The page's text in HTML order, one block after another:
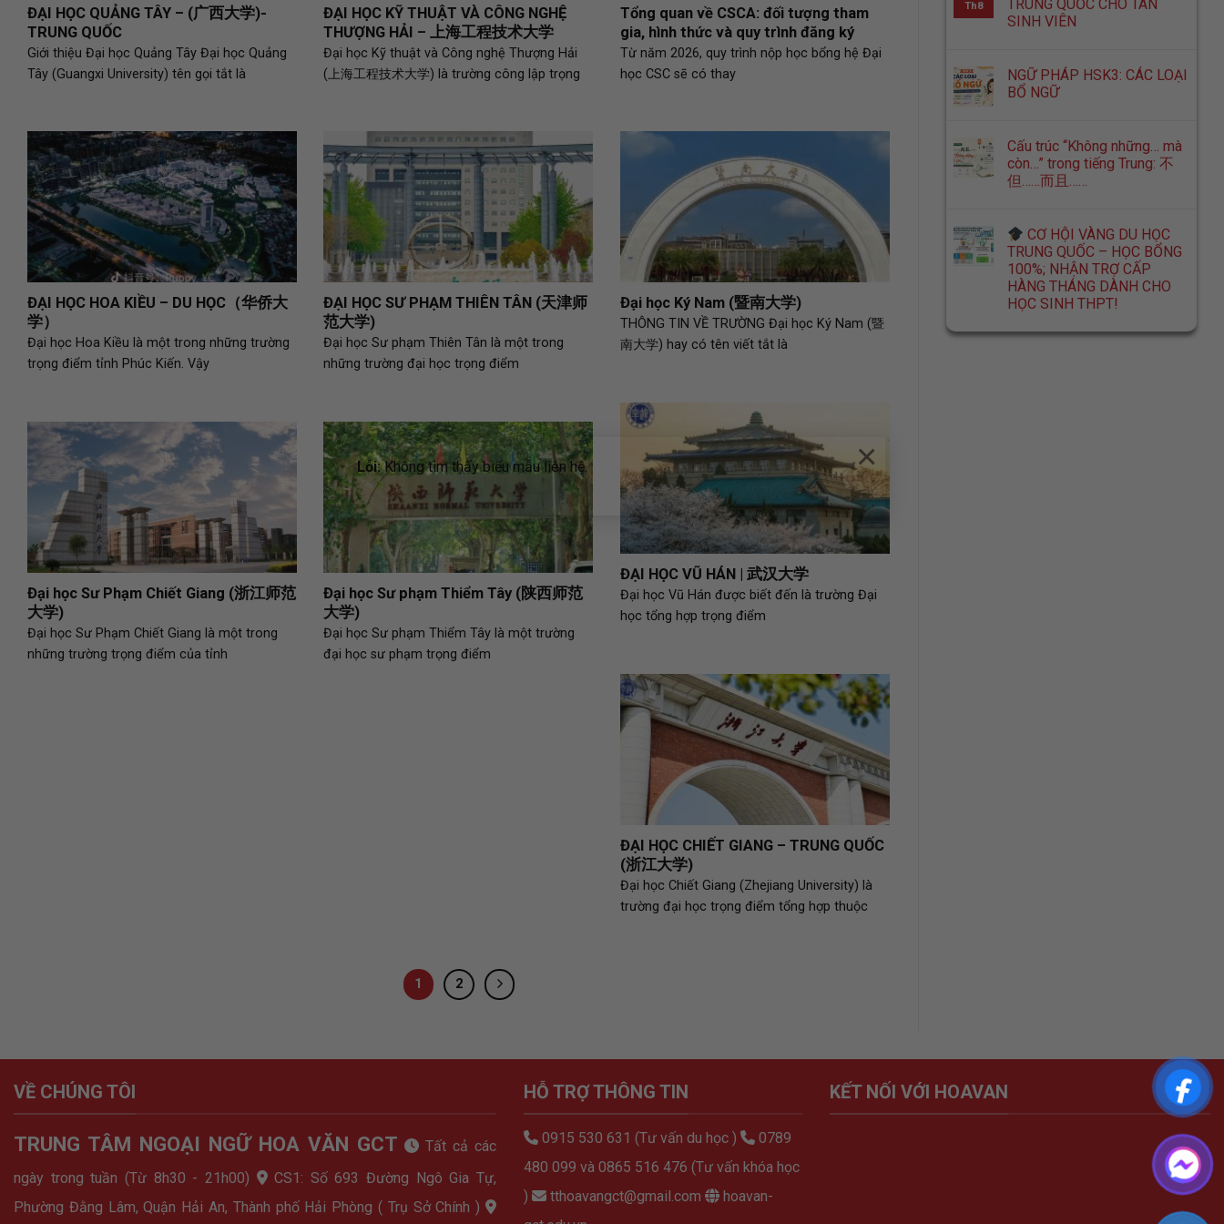
Lỗi:Không tìm thấy biểu mẫu liên hệ. ×
ĐẠI HỌC QUẢNG TÂY – (广西大学)-
TRUNG QUỐC
Giới thiệu Đại học Quảng Tây Đại học Quảng
Tây (Guangxi University) tên gọi tắt là
ĐẠI HỌC KỸ THUẬT VÀ CÔNG NGHỆ
THƯỢNG HẢI – 上海工程技术大学
Đại học Kỹ thuật và Công nghệ Thượng Hải
(上海工程技术大学) là trường công lập trọng
Tổng quan về CSCA: đối tượng tham
gia, hình thức và quy trình đăng ký
Từ năm 2026, quy trình nộp học bổng hệ Đại
học CSC sẽ có thay
ĐẠI HỌC HOA KIỀU – DU HỌC（华侨大
学）
Đại học Hoa Kiều là một trong những trường
trọng điểm tỉnh Phúc Kiến. Vậy
ĐẠI HỌC SƯ PHẠM THIÊN TÂN (天津师
范大学)
Đại học Sư phạm Thiên Tân là một trong
những trường đại học trọng điểm
Đại học Ký Nam (暨南大学)
THÔNG TIN VỀ TRƯỜNG Đại học Ký Nam (暨
南大学) hay có tên viết tắt là
ĐẠI HỌC VŨ HÁN | 武汉大学
Đại học Vũ Hán được biết đến là trường Đại
học tổng hợp trọng điểm
Đại học Sư Phạm Chiết Giang (浙江师范
大学)
Đại học Sư Phạm Chiết Giang là một trong
những trường trọng điểm của tỉnh
Đại học Sư phạm Thiểm Tây (陕西师范
大学)
Đại học Sư phạm Thiểm Tây là một trường
đại học sư phạm trọng điểm
ĐẠI HỌC CHIẾT GIANG – TRUNG QUỐC
(浙江大学)
Đại học Chiết Giang (Zhejiang University) là
trường đại học trọng điểm tổng hợp thuộc
1 2
Th8
TRUNG QUỐC CHO TÂN
SINH VIÊN
NGỮ PHÁP HSK3: CÁC LOẠI
BỔ NGỮ
Cấu trúc “Không những… mà
còn…” trong tiếng Trung: 不
但……而且……
CƠ HỘI VÀNG DU HỌC
TRUNG QUỐC – HỌC BỔNG
100%; NHẬN TRỢ CẤP
HÀNG THÁNG DÀNH CHO
HỌC SINH THPT!
VỀ CHÚNG TÔI
TRUNG TÂM NGOẠI NGỮ HOA VĂN GCT
Tất cả các
ngày trong tuần (Từ 8h30 - 21h00)
CS1: Số 693 Đường Ngô Gia Tự,
Phường Đằng Lâm, Quận Hải An, Thành phố Hải Phòng ( Trụ Sở Chính )
HỖ TRỢ THÔNG TIN
0915 530 631 (Tư vấn du học )
0789
480 099 và 0865 516 476 (Tư vấn khóa học
)
tthoavangct@gmail.com
hoavan-
KẾT NỐI VỚI HOAVAN